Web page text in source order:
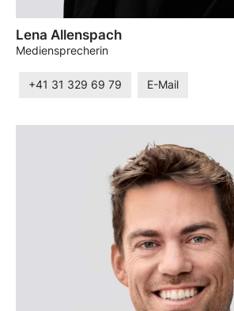
Lena Allenspach
Mediensprecherin
+41 31 329 69 79 E-Mail